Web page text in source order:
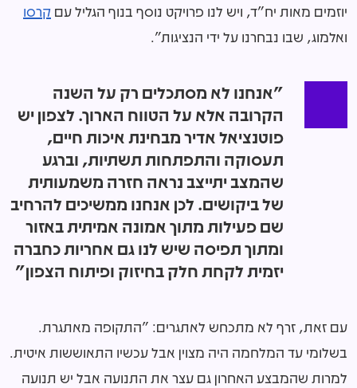
יוזמים מאות יח"ד, ויש לנו פרויקט נוסף בנוף הגליל עם קרסו
ואלמוג, שבו נבחרנו על ידי הנציגות".
"אנחנו לא מסתכלים רק על השנה
הקרובה אלא על הטווח הארוך. לצפון יש
פוטנציאל אדיר מבחינת איכות חיים,
תעסוקה והתפתחות תשתיות, וברגע
שהמצב יתייצב נראה חזרה משמעותית
של ביקושים. לכן אנחנו ממשיכים להרחיב
שם פעילות מתוך אמונה אמיתית באזור
ומתוך תפיסה שיש לנו גם אחריות כחברה
יזמית לקחת חלק בחיזוק ופיתוח הצפון"
עם זאת, זרף לא מתכחש לאתגרים: "התקופה מאתגרת.
בשלומי עד המלחמה היה מצוין אבל עכשיו התאוששות איטית.
למרות שהמבצע האחרון גם עצר את התנועה אבל יש תנועה